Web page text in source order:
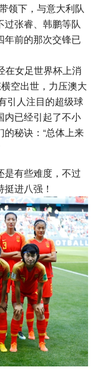
领下，与意大利队
张睿、韩鹏等队
年前的那次交锋已
在女足世界杯上消
空出世，力压澳大
引人注目的超级球
内已经引起了不小
秘诀：“总体上来
是有些难度，不过
进八强！